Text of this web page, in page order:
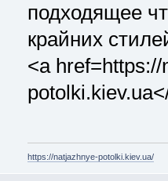
подходящее
крайних
<a
https://natjazhnye-potolki.kiev.ua/